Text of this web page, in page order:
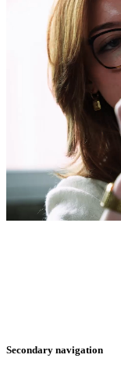
Secondary navigation